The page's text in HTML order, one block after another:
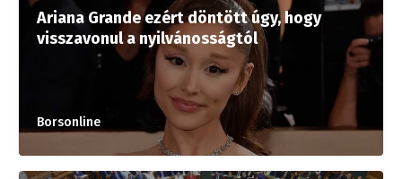
Ariana Grande ezért döntött úgy, hogy
visszavonul a nyilvánosságtól
Borsonline